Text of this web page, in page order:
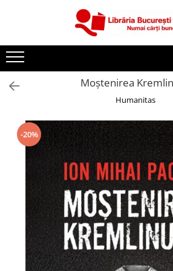
Artă și Enciclopedii
Beletristică
Cărți pentru copii
Cărți pentru tineri
Creșterea copilului
Dezvoltare Personală
Diete și Fitness
Familie și Cuplu
Hobby și Divertisment
Istorie și Civilizații
Moştenirea
Humanitas
-20%